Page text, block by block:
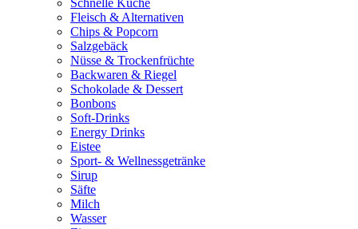
Schnelle Küche
Fleisch & Alternativen
Chips & Popcorn
Salzgebäck
Nüsse & Trockenfrüchte
Backwaren & Riegel
Schokolade & Dessert
Bonbons
Soft-Drinks
Energy Drinks
Eistee
Sport- & Wellnessgetränke
Sirup
Säfte
Milch
Wasser